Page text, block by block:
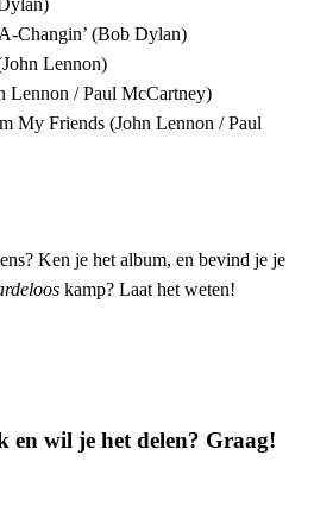
Changin’ (Bob Dylan)
Lennon)
Lennon / Paul McCartney)
My Friends (John Lennon / Paul
Ken je het album, en bevind je je
kamp? Laat het weten!
wil je het delen? Graag!